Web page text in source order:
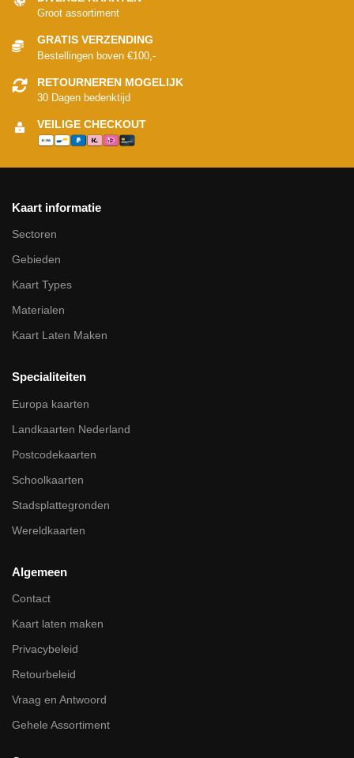
Groot assortiment
GRATIS VERZENDING
Bestellingen boven €100,-
RETOURNEREN MOGELIJK
30 Dagen bedenktijd
VEILIGE CHECKOUT
Kaart informatie
Sectoren
Gebieden
Kaart Types
Materialen
Kaart Laten Maken
Specialiteiten
Europa kaarten
Landkaarten Nederland
Postcodekaarten
Schoolkaarten
Stadsplattegronden
Wereldkaarten
Algemeen
Contact
Kaart laten maken
Privacybeleid
Retourbeleid
Vraag en Antwoord
Gehele Assortiment